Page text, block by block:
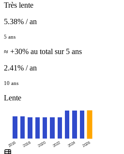
Très lente
5.38% / an
5 ans
≈ +30% au total sur 5 ans
2.41% / an
10 ans
Lente
2016 2018 2020 2022 2024 2026